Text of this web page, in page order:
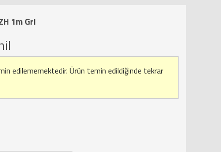
1m Gri
edilememektedir. Ürün temin edildiğinde tekrar